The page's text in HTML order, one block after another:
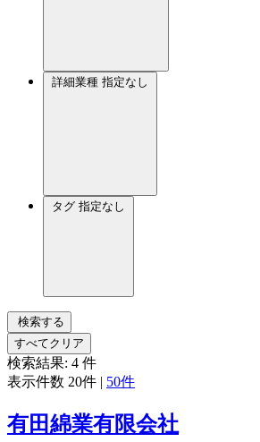
詳細業種 指定なし
タグ 指定なし
検索する
すべてクリア
検索結果: 4 件
表示件数 20件 | 50件
有田綿業有限会社